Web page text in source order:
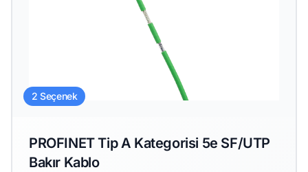
2 Seçenek
PROFINET Tip A Kategorisi 5e SF/UTP
Bakır Kablo